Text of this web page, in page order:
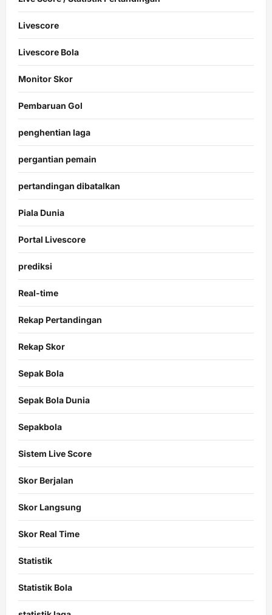
Livescore
Livescore Bola
Monitor Skor
Pembaruan Gol
penghentian laga
pergantian pemain
pertandingan dibatalkan
Piala Dunia
Portal Livescore
prediksi
Real-time
Rekap Pertandingan
Rekap Skor
Sepak Bola
Sepak Bola Dunia
Sepakbola
Sistem Live Score
Skor Berjalan
Skor Langsung
Skor Real Time
Statistik
Statistik Bola